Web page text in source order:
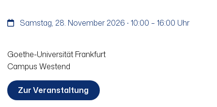
Samstag, 28. November 2026 · 10:00 – 16:00 Uhr
Goethe-Universität Frankfurt
Campus Westend
Zur Veranstaltung